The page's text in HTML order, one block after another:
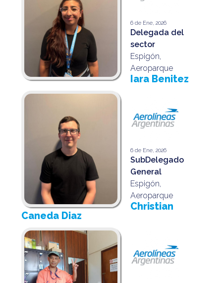
6 de Ene, 2026
Delegada del
sector
Espigón,
Aeroparque
Iara Benitez
6 de Ene, 2026
SubDelegado
General
Espigón,
Aeroparque
Christian
Caneda Diaz